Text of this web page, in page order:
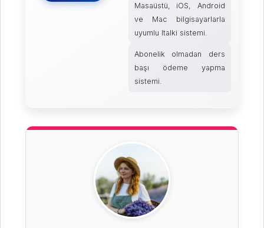
Masaüstü, iOS, Android
ve Mac bilgisayarlarla
uyumlu Italki sistemi.
Abonelik olmadan ders
başı ödeme yapma
sistemi.